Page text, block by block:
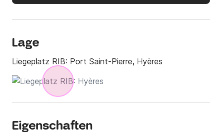
Lage
Liegeplatz RIB: Port Saint-Pierre, Hyères
Eigenschaften